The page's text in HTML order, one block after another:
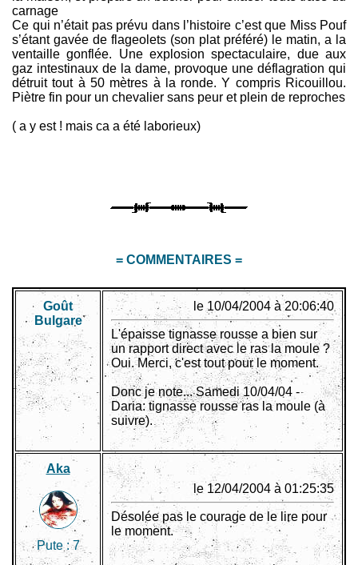
carnage
Ce qui n’était pas prévu dans l’histoire c’est que Miss Pouf
s’étant gavée de flageolets (son plat préféré) le matin, a la
ventaille gonflée. Une explosion spectaculaire, due aux
gaz intestinaux de la dame, provoque une déflagration qui
détruit tout à 50 mètres à la ronde. Y compris Ricouillou.
Piètre fin pour un chevalier sans peur et plein de reproches
( a y est ! mais ca a été laborieux)
= COMMENTAIRES =
Goût
Bulgare
le 10/04/2004 à 20:06:40
L'épaisse tignasse rousse a bien sur
un rapport direct avec le ras la moule ?
Oui. Merci, c'est tout pour le moment.
Donc je note... Samedi 10/04/04 -
Daria: tignasse rousse ras la moule (à
suivre).
Aka
Pute :7
le 12/04/2004 à 01:25:35
Désolée pas le courage de le lire pour
le moment.